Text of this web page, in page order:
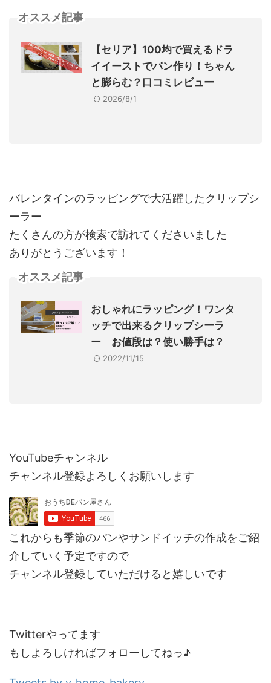
オススメ記事
【セリア】100均で買えるドラ
イイーストでパン作り！ちゃん
と膨らむ？口コミレビュー
2026/8/1
バレンタインのラッピングで大活躍したクリップシ
ーラー
たくさんの方が検索で訪れてくださいました
ありがとうございます！
オススメ記事
おしゃれにラッピング！ワンタ
ッチで出来るクリップシーラ
ー お値段は？使い勝手は？
2022/11/15
YouTubeチャンネル
チャンネル登録よろしくお願いします
これからも季節のパンやサンドイッチの作成をご紹
介していく予定ですので
チャンネル登録していただけると嬉しいです
Twitterやってます
もしよろしければフォローしてねっ♪